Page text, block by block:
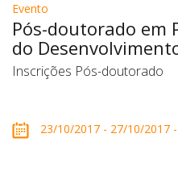
Evento
Pós-doutorado em
do
Inscrições Pós-doutorado
23/10/2017 - 27/10/2017 -